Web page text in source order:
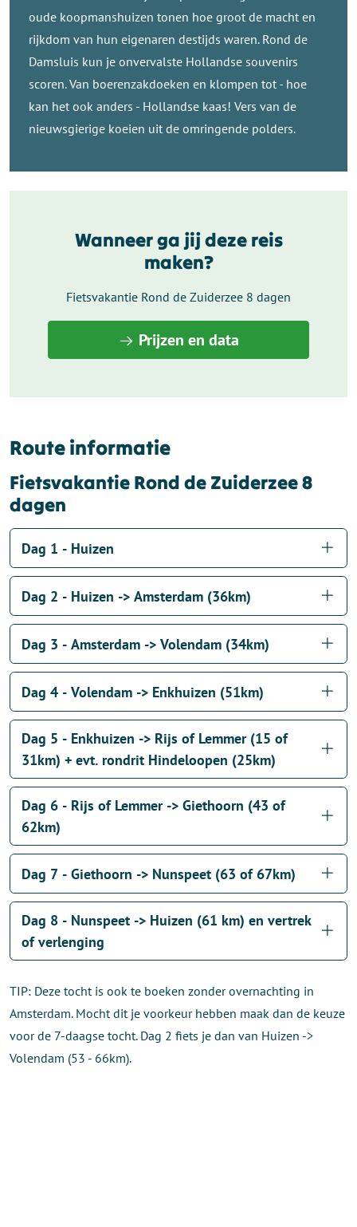
oude koopmanshuizen tonen hoe groot de macht en
rijkdom van hun eigenaren destijds waren. Rond de
Damsluis kun je onvervalste Hollandse souvenirs
scoren. Van boerenzakdoeken en klompen tot - hoe
kan het ook anders - Hollandse kaas! Vers van de
nieuwsgierige koeien uit de omringende polders.
Wanneer ga jij deze reis
maken?
Fietsvakantie Rond de Zuiderzee 8 dagen
Prijzen en data
Route informatie
Fietsvakantie Rond de Zuiderzee 8
dagen
Dag 1 - Huizen
Dag 2 - Huizen -> Amsterdam (36km)
Dag 3 - Amsterdam -> Volendam (34km)
Dag 4 - Volendam -> Enkhuizen (51km)
Dag 5 - Enkhuizen -> Rijs of Lemmer (15 of
31km) + evt. rondrit Hindeloopen (25km)
Dag 6 - Rijs of Lemmer -> Giethoorn (43 of
62km)
Dag 7 - Giethoorn -> Nunspeet (63 of 67km)
Dag 8 - Nunspeet -> Huizen (61 km) en vertrek
of verlenging
TIP: Deze tocht is ook te boeken zonder overnachting in
Amsterdam. Mocht dit je voorkeur hebben maak dan de keuze
voor de 7-daagse tocht. Dag 2 fiets je dan van Huizen ->
Volendam (53 - 66km).